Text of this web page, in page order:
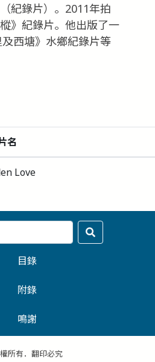
紀錄片）。2011年拍
》紀錄片。他出版了一
西塘》水鄉紀錄片等
名
Love
目錄
附錄
鳴謝
所有．翻印必究